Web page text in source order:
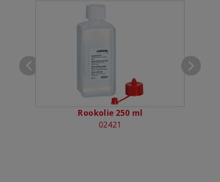
Rookolie 250 ml
02421